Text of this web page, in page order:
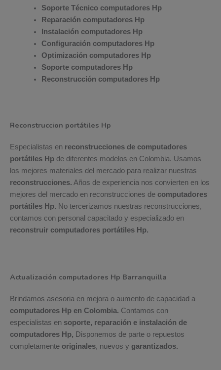
Soporte Técnico computadores Hp
Reparación computadores Hp
Instalación computadores Hp
Configuración computadores Hp
Optimización computadores Hp
Soporte computadores Hp
Reconstrucción computadores Hp
Reconstruccion portátiles Hp
Especialistas en reconstrucciones de computadores
portátiles Hp de diferentes modelos en Colombia. Usamos
los mejores materiales del mercado para realizar nuestras
reconstrucciones. Años de experiencia nos convierten en los
mejores del mercado en reconstrucciones de computadores
portátiles Hp. No tercerizamos nuestras reconstrucciones,
contamos con personal capacitado y especializado en
reconstruir computadores portátiles Hp.
Actualización computadores Hp Barranquilla
Brindamos asesoria en mejora o aumento de capacidad a
computadores Hp en Colombia. Contamos con
especialistas en soporte, reparación e instalación de
computadores Hp, Disponemos de parte o repuestos
completamente originales, nuevos y garantizados.